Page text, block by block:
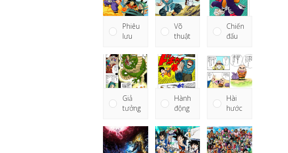
lưu
thuật
đấu
tưởng
động
hước